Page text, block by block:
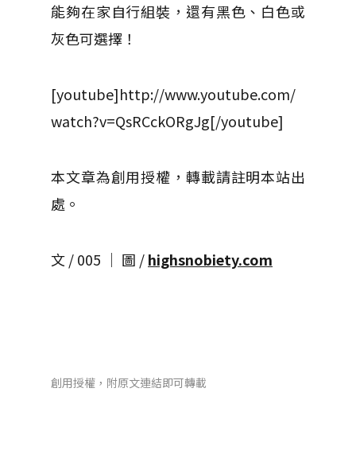
能夠在家自行組裝，還有黑色、白色或
灰色可選擇！
[youtube]http://www.youtube.com/
watch?v=QsRCckORgJg[/youtube]
本文章為創用授權，轉載請註明本站出
處。
文 / 005 │ 圖 /highsnobiety.com
創用授權，附原文連結即可轉載